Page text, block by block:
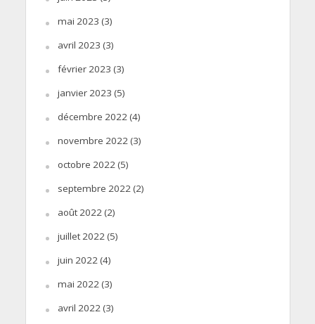
mai 2023 (3)
avril 2023 (3)
février 2023 (3)
janvier 2023 (5)
décembre 2022(4)
novembre 2022(3)
octobre 2022(5)
septembre 2022(2)
août 2022(2)
juillet 2022(5)
juin 2022(4)
mai 2022(3)
avril 2022(3)